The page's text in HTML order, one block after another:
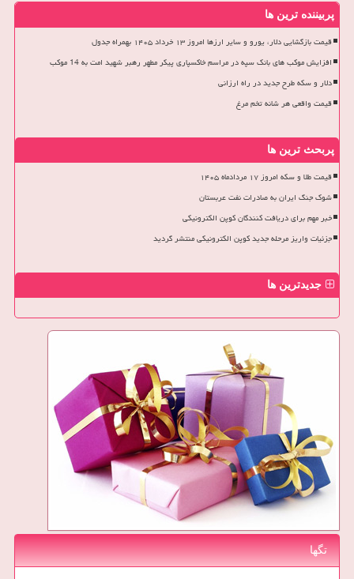
پربیننده ترین ها
قیمت بازگشایی دلار، یورو و سایر ارزها امروز ۱۳ خرداد ۱۴۰۵ بهمراه جدول
افزایش موکب های بانک سپه در مراسم خاکسپاری پیکر مطهر رهبر شهید امت به 14 موکب
دلار و سکه طرح جدید در راه ارزانی
قیمت واقعی هر شانه تخم مرغ
پربحث ترین ها
قیمت طلا و سکه امروز ۱۷ مردادماه ۱۴۰۵
شوک جنگ ایران به صادرات نفت عربستان
خبر مهم برای دریافت کنندگان کوپن الکترونیکی
جزئیات واریز مرحله جدید کوپن الکترونیکی منتشر گردید
جدیدترین ها
تگها